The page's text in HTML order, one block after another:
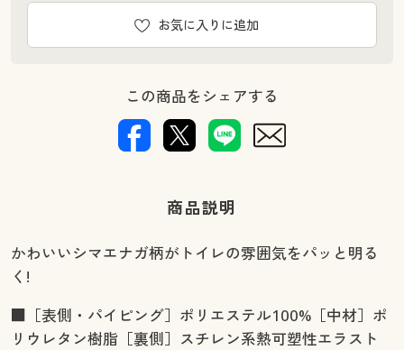
お気に入りに追加
この商品をシェアする
商品説明
かわいいシマエナガ柄がトイレの雰囲気をパッと明る
く!
■［表側・パイピング］ポリエステル100%［中材］ポ
リウレタン樹脂［裏側］スチレン系熱可塑性エラスト